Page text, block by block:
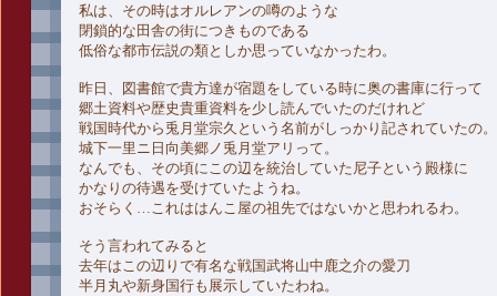
私は、その時はオルレアンの噂のような
閉鎖的な田舎の街につきものである
低俗な都市伝説の類としか思っていなかったわ。
昨日、図書館で貴方達が宿題をしている時に奥の書庫に行って
郷土資料や歴史貴重資料を少し読んでいたのだけれど
戦国時代から兎月堂宗久という名前がしっかり記されていたの。
城下一里ニ日向美郷ノ兎月堂アリって。
なんでも、その頃にこの辺を統治していた尼子という殿様に
かなりの待遇を受けていたようね。
おそらく…これははんこ屋の祖先ではないかと思われるわ。
そう言われてみると
去年はこの辺りで有名な戦国武将山中鹿之介の愛刀
半月丸や新身国行も展示していたわね。